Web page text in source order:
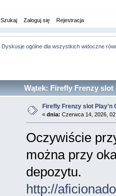
Szukaj Zaloguj się Rejestracja
Dyskusje ogólne dla wszystkich widoczne
Wątek: Firefly Frenzy
Firefly Frenzy slot Play'n
« dnia: Czerwca 14, 2026,
Oczywiście
można przy
depozytu.
http://